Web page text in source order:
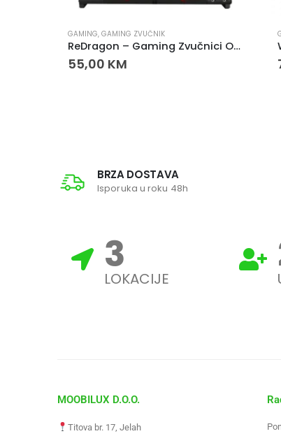
GAMING, GAMING ZVUČNIK
ReDragon – Gaming Zvučnici Orpheus GS550
55,00 KM
BRZA DOSTAVA
Isporuka u roku 48h
3
LOKACIJE
MOOBILUX D.O.O.
Titova br. 17, Jelah